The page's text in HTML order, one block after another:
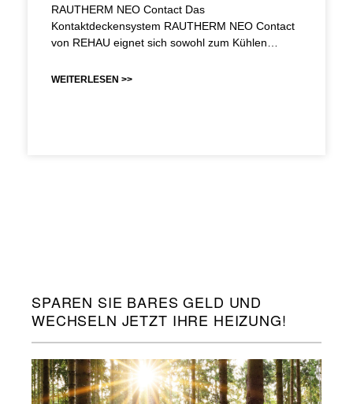
RAUTHERM NEO Contact Das
Kontaktdeckensystem RAUTHERM NEO Contact
von REHAU eignet sich sowohl zum Kühlen…
WEITERLESEN >>
SPAREN SIE BARES GELD UND
WECHSELN JETZT IHRE HEIZUNG!